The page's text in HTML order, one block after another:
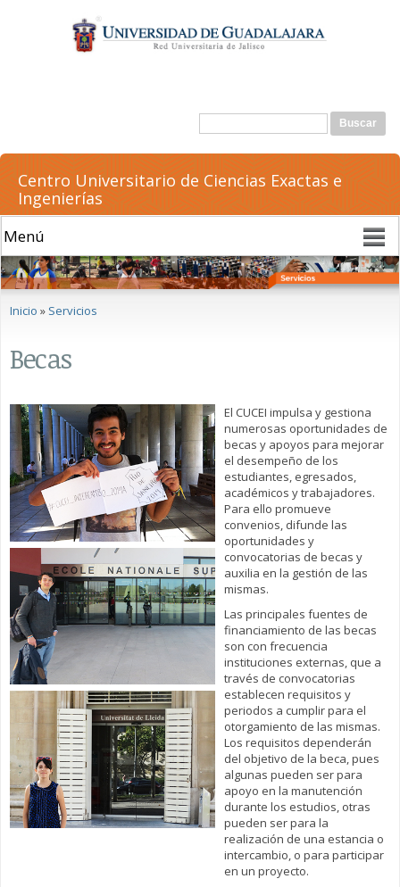
contenido
principal
Formulario de búsqueda
Buscar
Centro Universitario de Ciencias Exactas e
Ingenierías
Inicio » Servicios
Becas
El CUCEI impulsa y gestiona
numerosas oportunidades de
becas y apoyos para mejorar
el desempeño de los
estudiantes, egresados,
académicos y trabajadores.
Para ello promueve
convenios, difunde las
oportunidades y
convocatorias de becas y
auxilia en la gestión de las
mismas.
Las principales fuentes de
financiamiento de las becas
son con frecuencia
instituciones externas, que a
través de convocatorias
establecen requisitos y
periodos a cumplir para el
otorgamiento de las mismas.
Los requisitos dependerán
del objetivo de la beca, pues
algunas pueden ser para
apoyo en la manutención
durante los estudios, otras
pueden ser para la
realización de una estancia o
intercambio, o para participar
en un proyecto.